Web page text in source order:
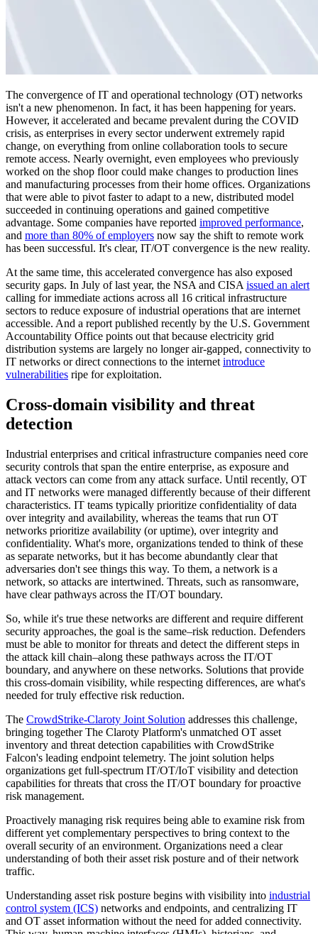
The convergence of IT and operational technology (OT) networks
isn't a new phenomenon. In fact, it has been happening for years.
However, it accelerated and became prevalent during the COVID
crisis, as enterprises in every sector underwent extremely rapid
change, on everything from online collaboration tools to secure
remote access. Nearly overnight, even employees who previously
worked on the shop floor could make changes to production lines
and manufacturing processes from their home offices. Organizations
that were able to pivot faster to adapt to a new, distributed model
succeeded in continuing operations and gained competitive
advantage. Some companies have reported improved performance,
and more than 80% of employers now say the shift to remote work
has been successful. It's clear, IT/OT convergence is the new reality.
At the same time, this accelerated convergence has also exposed
security gaps. In July of last year, the NSA and CISA issued an alert
calling for immediate actions across all 16 critical infrastructure
sectors to reduce exposure of industrial operations that are internet
accessible. And a report published recently by the U.S. Government
Accountability Office points out that because electricity grid
distribution systems are largely no longer air-gapped, connectivity to
IT networks or direct connections to the internet introduce
vulnerabilities ripe for exploitation.
Cross-domain visibility and threat
detection
Industrial enterprises and critical infrastructure companies need core
security controls that span the entire enterprise, as exposure and
attack vectors can come from any attack surface. Until recently, OT
and IT networks were managed differently because of their different
characteristics. IT teams typically prioritize confidentiality of data
over integrity and availability, whereas the teams that run OT
networks prioritize availability (or uptime), over integrity and
confidentiality. What's more, organizations tended to think of these
as separate networks, but it has become abundantly clear that
adversaries don't see things this way. To them, a network is a
network, so attacks are intertwined. Threats, such as ransomware,
have clear pathways across the IT/OT boundary.
So, while it's true these networks are different and require different
security approaches, the goal is the same–risk reduction. Defenders
must be able to monitor for threats and detect the different steps in
the attack kill chain–along these pathways across the IT/OT
boundary, and anywhere on these networks. Solutions that provide
this cross-domain visibility, while respecting differences, are what's
needed for truly effective risk reduction.
The CrowdStrike-Claroty Joint Solution addresses this challenge,
bringing together The Claroty Platform's unmatched OT asset
inventory and threat detection capabilities with CrowdStrike
Falcon's leading endpoint telemetry. The joint solution helps
organizations get full-spectrum IT/OT/IoT visibility and detection
capabilities for threats that cross the IT/OT boundary for proactive
risk management.
Proactively managing risk requires being able to examine risk from
different yet complementary perspectives to bring context to the
overall security of an environment. Organizations need a clear
understanding of both their asset risk posture and of their network
traffic.
Understanding asset risk posture begins with visibility into industrial
control system (ICS) networks and endpoints, and centralizing IT
and OT asset information without the need for added connectivity.